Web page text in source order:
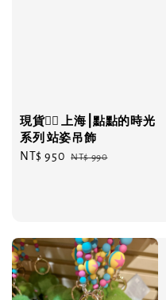
現貨❤️‍🔥 上海⎮點點的時光
系列 站姿吊飾
Sale
NT$ 950 Regular
NT$ 990